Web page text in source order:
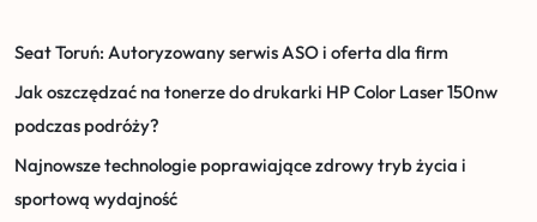
Seat Toruń: Autoryzowany serwis ASO i oferta dla firm
Jak oszczędzać na tonerze do drukarki HP Color Laser 150nw
podczas podróży?
Najnowsze technologie poprawiające zdrowy tryb życia i
sportową wydajność